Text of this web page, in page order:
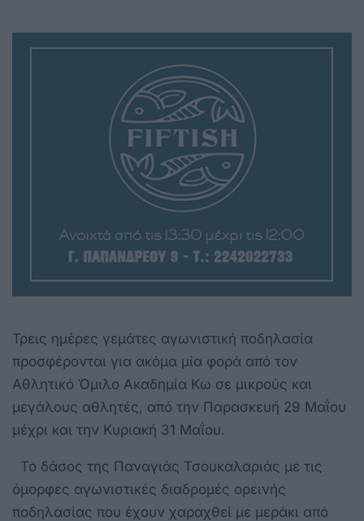
Τρεις ημέρες γεμάτες αγωνιστική ποδηλασία
προσφέρονται για ακόμα μία φορά από τον
Αθλητικό Όμιλο Ακαδημία Κω σε μικρούς και
μεγάλους αθλητές, από την Παρασκευή 29 Μαΐου
μέχρι και την Κυριακή 31 Μαΐου.
Το δάσος της Παναγιάς Τσουκαλαριάς με τις
όμορφες αγωνιστικές διαδρομές ορεινής
ποδηλασίας που έχουν χαραχθεί με μεράκι από